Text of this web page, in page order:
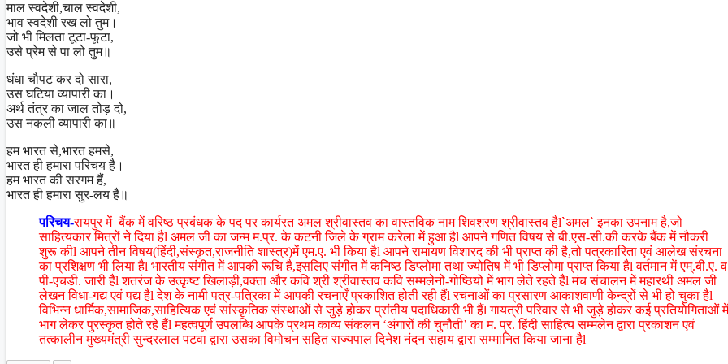
माल स्वदेशी,चाल स्वदेशी,
भाव स्वदेशी रख लो तुम।
जो भी मिलता टूटा-फूटा,
उसे प्रेम से पा लो तुम॥
धंधा चौपट कर दो सारा,
उस घटिया व्यापारी का।
अर्थ तंत्र का जाल तोड़ दो,
उस नकली व्यापारी का॥
हम भारत से,भारत हमसे,
भारत ही हमारा परिचय है।
हम भारत की सरगम हैं,
भारत ही हमारा सुर-लय है॥
परिचय-रायपुर में बैंक में वरिष्ठ प्रबंधक के पद पर कार्यरत अमल श्रीवास्तव का वास्तविक नाम शिवशरण श्रीवास्तव हैl`अमल` इनका उपनाम है,जो
साहित्यकार मित्रों ने दिया हैl अमल जी का जन्म म.प्र. के कटनी जिले के ग्राम करेला में हुआ हैl आपने गणित विषय से बी.एस-सी.की करके बैंक में नौकरी
शुरू कीl आपने तीन विषय(हिंदी,संस्कृत,राजनीति शास्त्र)में एम.ए. भी किया हैl आपने रामायण विशारद की भी प्राप्त की है,तो पत्रकारिता एवं आलेख संरचना
का प्रशिक्षण भी लिया हैl भारतीय संगीत में आपकी रूचि है,इसलिए संगीत में कनिष्ठ डिप्लोमा तथा ज्योतिष में भी डिप्लोमा प्राप्त किया हैl वर्तमान में एम्.बी.ए. व
पी-एचडी. जारी हैl शतरंज के उत्कृष्ट खिलाड़ी,वक्ता और कवि श्री श्रीवास्तव कवि सम्मलेनों-गोष्ठियो में भाग लेते रहते हैंl मंच संचालन में महारथी अमल जी
लेखन विधा-गद्य एवं पद्य हैl देश के नामी पत्र-पत्रिका में आपकी रचनाएँ प्रकाशित होती रही हैंl रचनाओं का प्रसारण आकाशवाणी केन्द्रों से भी हो चुका हैl
विभिन्न धार्मिक,सामाजिक,साहित्यिक एवं सांस्कृतिक संस्थाओं से जुड़े होकर प्रांतीय पदाधिकारी भी हैंl गायत्री परिवार से भी जुड़े होकर कई प्रतियोगिताओं में
भाग लेकर पुरस्कृत होते रहे हैंl महत्वपूर्ण उपलब्धि आपके प्रथम काव्य संकलन ‘अंगारों की चुनौती’ का म. प्र. हिंदी साहित्य सम्मलेन द्वारा प्रकाशन एवं
तत्कालीन मुख्यमंत्री सुन्दरलाल पटवा द्वारा उसका विमोचन सहित राज्यपाल दिनेश नंदन सहाय द्वारा सम्मानित किया जाना हैl